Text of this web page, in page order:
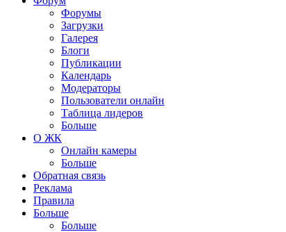
Форумы
Загрузки
Галерея
Блоги
Публикации
Календарь
Модераторы
Пользователи онлайн
Таблица лидеров
Больше
О ЖК
Онлайн камеры
Больше
Обратная связь
Реклама
Правила
Больше
Больше